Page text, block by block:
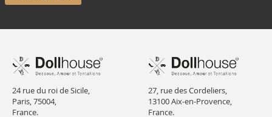
24 rue du roi de Sicile,
Paris, 75004,
France.
27, rue des Cordeliers,
13100 Aix-en-Provence,
France.